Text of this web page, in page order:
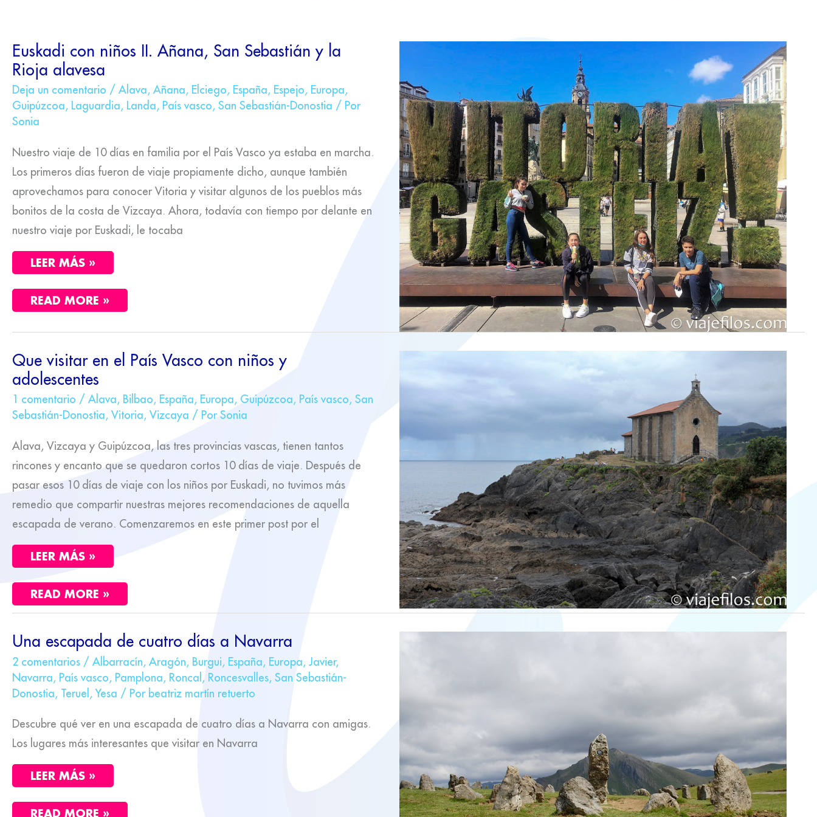
Euskadi con niños II. Añana, San Sebastián y la
Rioja alavesa
Deja un comentario / Alava, Añana, Elciego, España, Espejo, Europa,
Guipúzcoa, Laguardia, Landa, País vasco, San Sebastián-Donostia / Por
Sonia
Nuestro viaje de 10 días en familia por el País Vasco ya estaba en marcha.
Los primeros días fueron de viaje propiamente dicho, aunque también
aprovechamos para conocer Vitoria y visitar algunos de los pueblos más
bonitos de la costa de Vizcaya. Ahora, todavía con tiempo por delante en
nuestro viaje por Euskadi, le tocaba
LEER MÁS »
EUSKADI
CON
NIÑOS
II.
AÑANA,
SAN
SEBASTIÁN
Y
RIOJA
ALAVESA
READ MORE »
Que visitar en el País Vasco con niños y
adolescentes
1 comentario / Alava, Bilbao, España, Europa, Guipúzcoa, País vasco, San
Sebastián-Donostia, Vitoria, Vizcaya / Por Sonia
Alava, Vizcaya y Guipúzcoa, las tres provincias vascas, tienen tantos
rincones y encanto que se quedaron cortos 10 días de viaje. Después de
pasar esos 10 días de viaje con los niños por Euskadi, no tuvimos más
remedio que compartir nuestras mejores recomendaciones de aquella
escapada de verano. Comenzaremos en este primer post por el
LEER MÁS »
QUE
VISITAR
EN
EL
PAÍS
VASCO
CON
Y
ADOLESCENTES
READ MORE »
Una escapada de cuatro días a Navarra
2 comentarios / Albarracín, Aragón, Burgui, España, Europa, Javier,
Navarra, País vasco, Pamplona, Roncal , Roncesvalles, San Sebastián-
Donostia, Teruel ,Yesa / Por beatriz martín retuerto
Descubre qué ver en una escapada de cuatro días a Navarra con amigas.
Los lugares más interesantes que visitar en Navarra
LEER MÁS »
UNA
ESCAPADA
DE
CUATRO
DÍAS
A
NAVARRA
READ MORE »